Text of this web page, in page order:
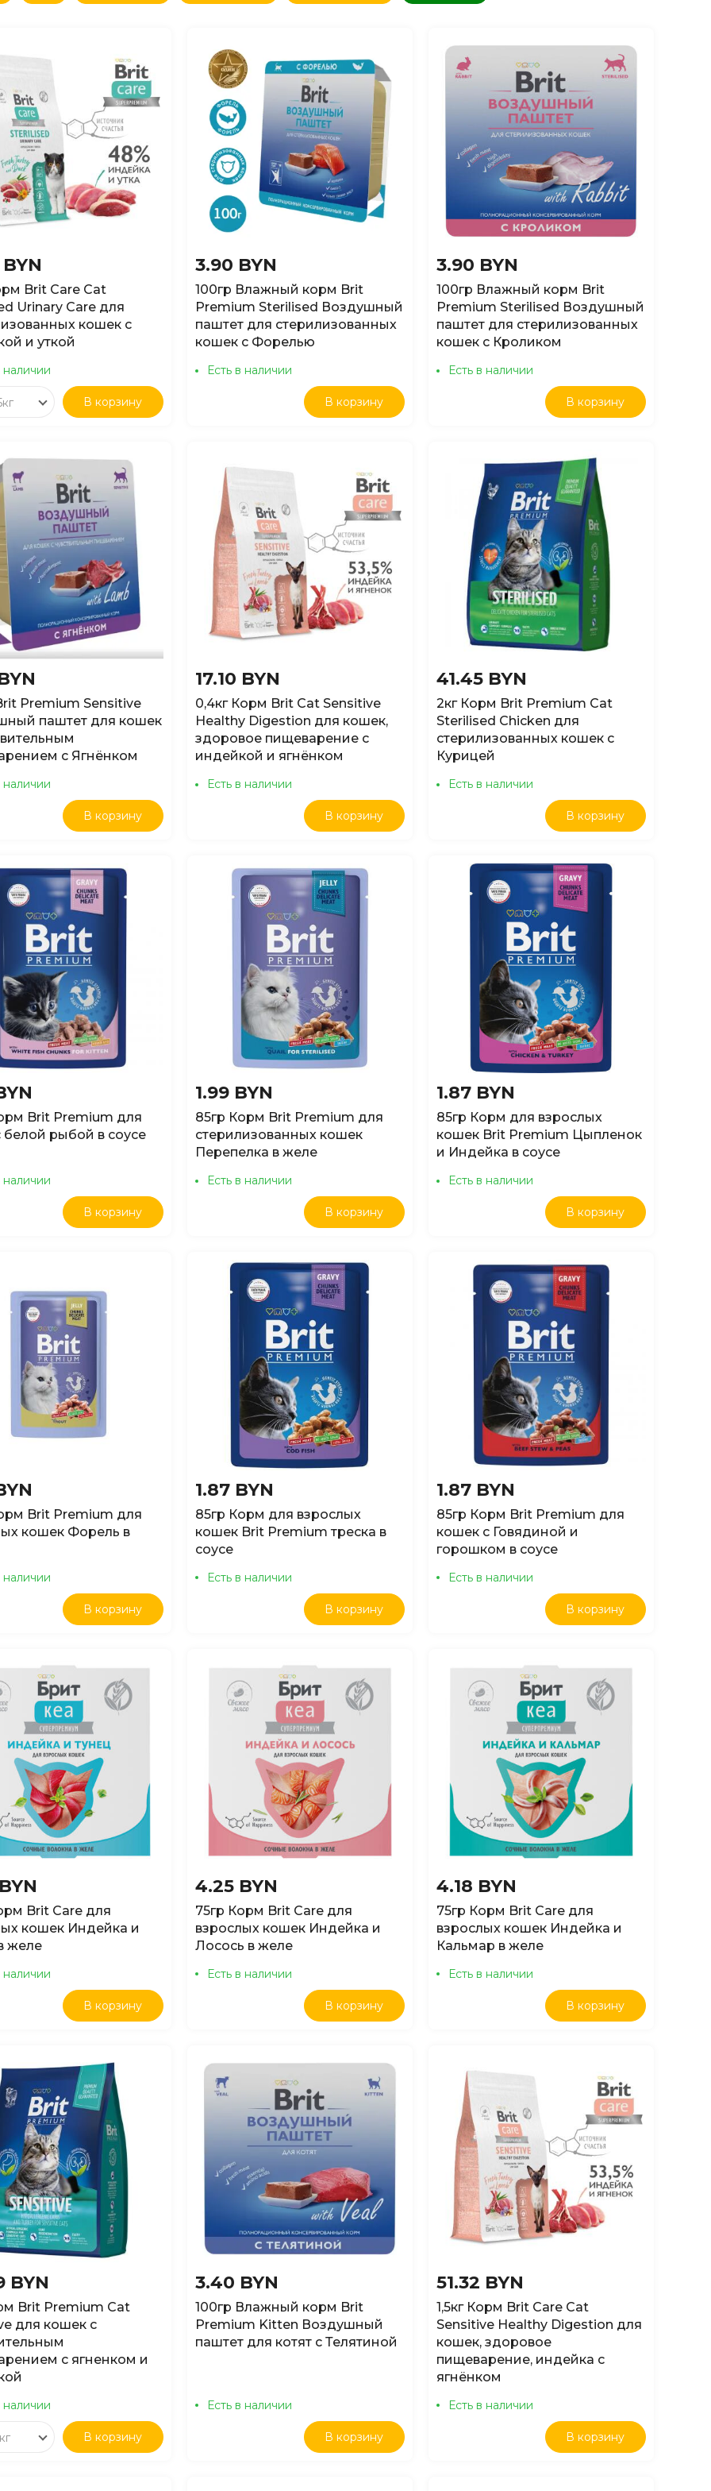
Brit Care Cat
Urinary Care для
кошек с
и уткой
наличии
В корзину
3.90 BYN
100гр Влажный корм Brit
Premium Sterilised Воздушный
паштет для стерилизованных
кошек с Форелью
Есть в наличии
В корзину
3.90 BYN
100гр Влажный корм Brit
Premium Sterilised Воздушный
паштет для стерилизованных
кошек с Кроликом
Есть в наличии
В корзину
Premium Sensitive
паштет для кошек
с Ягнёнком
наличии
В корзину
17.10 BYN
0,4кг Корм Brit Cat Sensitive
Healthy Digestion для кошек,
здоровое пищеварение с
индейкой и ягнёнком
Есть в наличии
В корзину
41.45 BYN
2кг Корм Brit Premium Cat
Sterilised Chicken для
стерилизованных кошек с
Курицей
Есть в наличии
В корзину
Brit Premium для
белой рыбой в соусе
наличии
В корзину
1.99 BYN
85гр Корм Brit Premium для
стерилизованных кошек
Перепелка в желе
Есть в наличии
В корзину
1.87 BYN
85гр Корм для взрослых
кошек Brit Premium Цыпленок
и Индейка в соусе
Есть в наличии
В корзину
Brit Premium для
кошек Форель в
наличии
В корзину
1.87 BYN
85гр Корм для взрослых
кошек Brit Premium треска в
соусе
Есть в наличии
В корзину
1.87 BYN
85гр Корм Brit Premium для
кошек с Говядиной и
горошком в соусе
Есть в наличии
В корзину
Brit Care для
кошек Индейка и
желе
наличии
В корзину
4.25 BYN
75гр Корм Brit Care для
взрослых кошек Индейка и
Лосось в желе
Есть в наличии
В корзину
4.18 BYN
75гр Корм Brit Care для
взрослых кошек Индейка и
Кальмар в желе
Есть в наличии
В корзину
BYN
Brit Premium Cat
для кошек с
с ягненком и
наличии
В корзину
3.40 BYN
100гр Влажный корм Brit
Premium Kitten Воздушный
паштет для котят с Телятиной
Есть в наличии
В корзину
51.32 BYN
1,5кг Корм Brit Care Cat
Sensitive Healthy Digestion для
кошек, здоровое
пищеварение, индейка с
ягнёнком
Есть в наличии
В корзину